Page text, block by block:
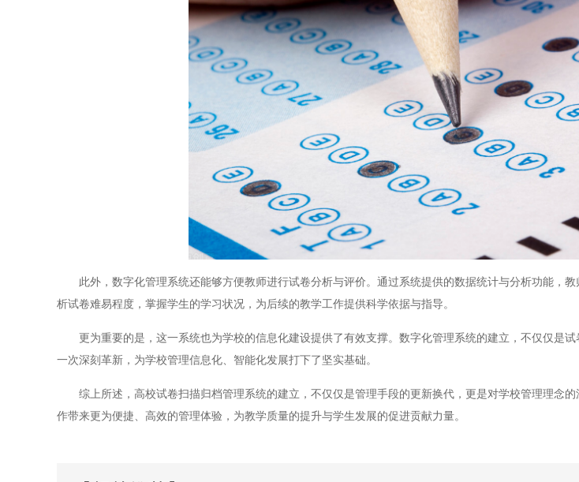
此外，数字化管理系统还能够方便教师进行试卷分析与评价。通过系统提供的数据统计与分析功能，教
析试卷难易程度，掌握学生的学习状况，为后续的教学工作提供科学依据与指导。
更为重要的是，这一系统也为学校的信息化建设提供了有效支撑。数字化管理系统的建立，不仅仅是试
一次深刻革新，为学校管理信息化、智能化发展打下了坚实基础。
综上所述，高校试卷扫描归档管理系统的建立，不仅仅是管理手段的更新换代，更是对学校管理理念的
作带来更为便捷、高效的管理体验，为教学质量的提升与学生发展的促进贡献力量。